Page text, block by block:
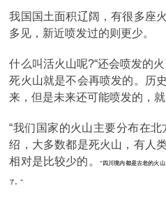
我国国土面积辽阔，有很多座
多见，新近喷发过的则更少。
什么叫活火山呢?“还会喷发的
死火山就是不会再喷发的。历
来，但是未来还可能喷发的，就
“我们国家的火山主要分布在
绍，大多数都是死火山，有人
相对是比较少的。
“四川境内都是古老的火
了。”